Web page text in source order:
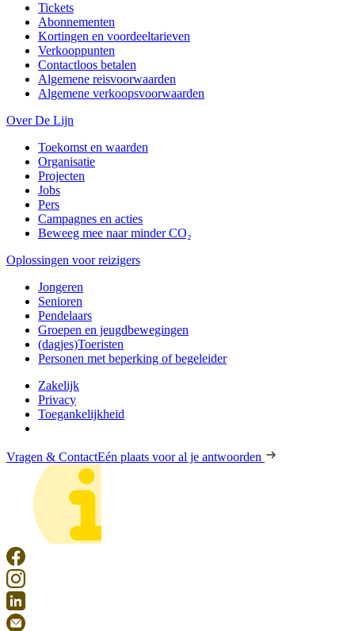
Tickets
Abonnementen
Kortingen en voordeeltarieven
Verkooppunten
Contactloos betalen
Algemene reisvoorwaarden
Algemene verkoopsvoorwaarden
Over De Lijn
Toekomst en waarden
Organisatie
Projecten
Jobs
Pers
Campagnes en acties
Beweeg mee naar minder CO₂
Oplossingen voor reizigers
Jongeren
Senioren
Pendelaars
Groepen en jeugdbewegingen
(dagjes)Toeristen
Personen met beperking of begeleider
Zakelijk
Privacy
Toegankelijkheid
Vragen & ContactEén plaats voor al je antwoorden